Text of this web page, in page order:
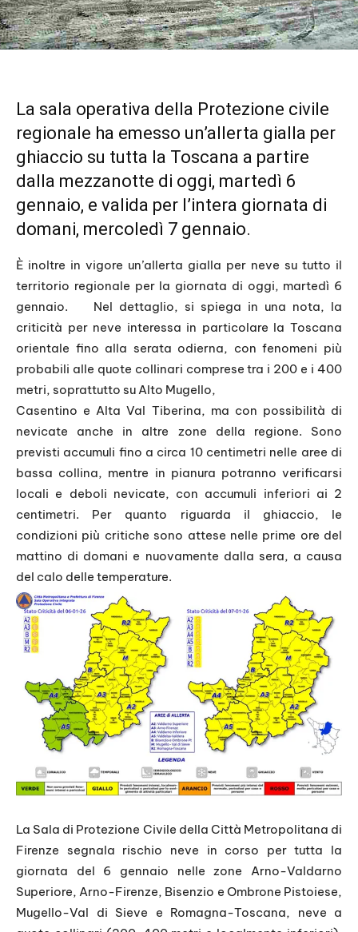
La sala operativa della Protezione civile
regionale ha emesso un’allerta gialla per
ghiaccio su tutta la Toscana a partire
dalla mezzanotte di oggi, martedì 6
gennaio, e valida per l’intera giornata di
domani, mercoledì 7 gennaio.
È inoltre in vigore un’allerta gialla per neve su tutto il
territorio regionale per la giornata di oggi, martedì 6
gennaio. Nel dettaglio, si spiega in una nota, la
criticità per neve interessa in particolare la Toscana
orientale fino alla serata odierna, con fenomeni più
probabili alle quote collinari comprese tra i 200 e i 400
metri, soprattutto su Alto Mugello,
Casentino e Alta Val Tiberina, ma con possibilità di
nevicate anche in altre zone della regione. Sono
previsti accumuli fino a circa 10 centimetri nelle aree di
bassa collina, mentre in pianura potranno verificarsi
locali e deboli nevicate, con accumuli inferiori ai 2
centimetri. Per quanto riguarda il ghiaccio, le
condizioni più critiche sono attese nelle prime ore del
mattino di domani e nuovamente dalla sera, a causa
del calo delle temperature.
La Sala di Protezione Civile della Città Metropolitana di
Firenze segnala rischio neve in corso per tutta la
giornata del 6 gennaio nelle zone Arno-Valdarno
Superiore, Arno-Firenze, Bisenzio e Ombrone Pistoiese,
Mugello-Val di Sieve e Romagna-Toscana, neve a